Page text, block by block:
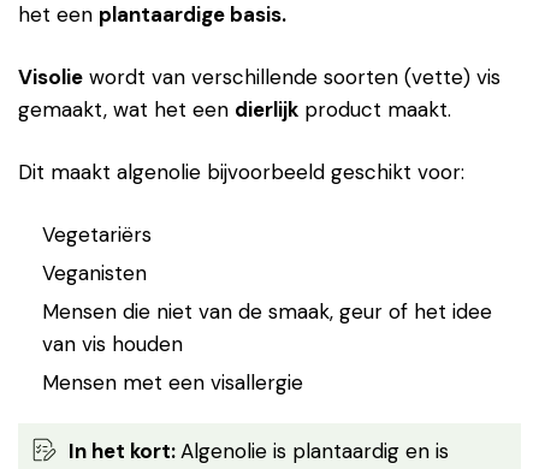
het een plantaardige basis.
Visolie wordt van verschillende soorten (vette) vis
gemaakt, wat het een dierlijk product maakt.
Dit maakt algenolie bijvoorbeeld geschikt voor:
Vegetariërs
Veganisten
Mensen die niet van de smaak, geur of het idee
van vis houden
Mensen met een visallergie
In het kort:Algenolie is plantaardig en is